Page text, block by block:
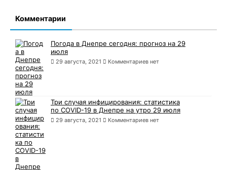
Комментарии
Погода в Днепре сегодня: прогноз на 29
июля
29 августа, 2021 Комментариев нет
Три случая инфицирования: статистика
по COVID-19 в Днепре на утро 29 июля
29 августа, 2021 Комментариев нет